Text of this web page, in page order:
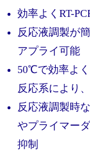
サンプル請求
テクニカルサポー
プライマー・プロ
機器ソフトウェア・
ラーニングセンター
リアルタイムPCR
遺伝子検査ガイド
効率よくRT-
反応液調製が
アプライ可能
50℃で効率よ
反応系により
反応液調製時
やプライマー
抑制